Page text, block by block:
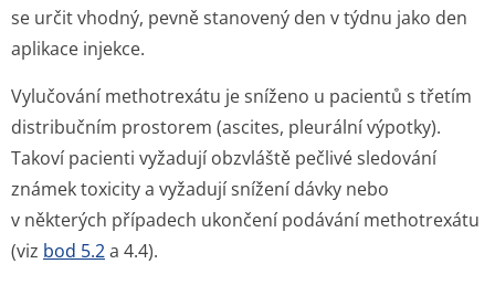
se určit vhodný, pevně stanovený den v týdnu jako den
aplikace injekce.
Vylučování methotrexátu je sníženo u pacientů s třetím
distribučním prostorem (ascites, pleurální výpotky).
Takoví pacienti vyžadují obzvláště pečlivé sledování
známek toxicity a vyžadují snížení dávky nebo
v některých případech ukončení podávání methotrexátu
(viz bod 5.2a 4.4).